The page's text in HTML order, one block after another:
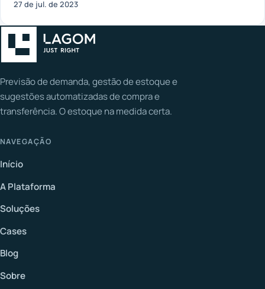
27 de jul. de 2023
Previsão de demanda, gestão de estoque e
sugestões automatizadas de compra e
transferência. O estoque na medida certa.
NAVEGAÇÃO
Início
A Plataforma
Soluções
Cases
Blog
Sobre